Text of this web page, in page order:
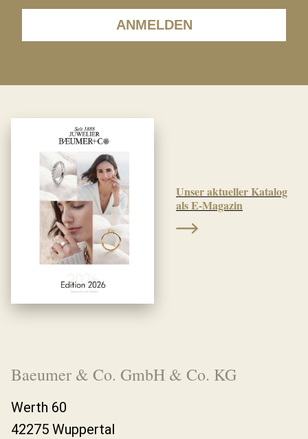
ANMELDEN
Unser aktueller Katalog
als E-Magazin
Baeumer & Co. GmbH & Co. KG
Werth 60
42275 Wuppertal